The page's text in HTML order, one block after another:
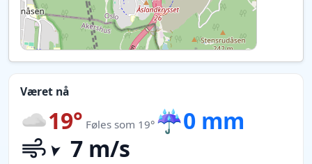
Været nå
19° Føles som 19° ☔0 mm
7 m/s